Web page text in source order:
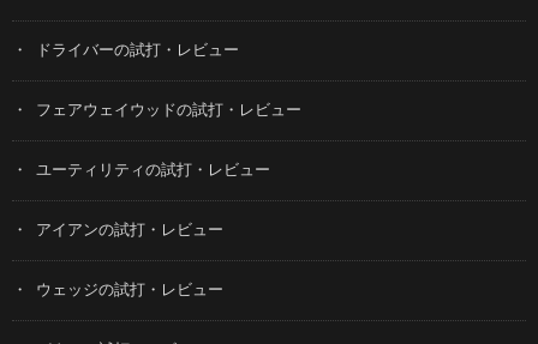
ドライバーの試打・レビュー
フェアウェイウッドの試打・レビュー
ユーティリティの試打・レビュー
アイアンの試打・レビュー
ウェッジの試打・レビュー